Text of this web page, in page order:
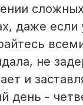
даже
не
и
день -